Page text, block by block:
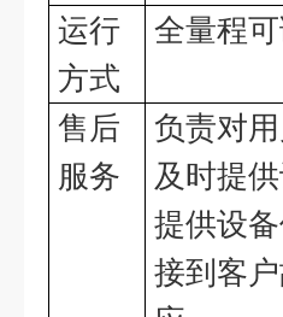
运行
方式
全量程
售后
服务
负责对
及时提
提供设
接到客